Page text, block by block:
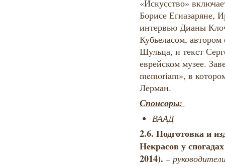
«Искусство»
Борисе Егиазаряне,
интервью Дианы
Кубьеласом,
Шульца, и текст
еврейском музее.
memoriam», в
Лерман.
Спонсоры:
ВААД
2.6. Подготовка и
Некрасов у
2014). –